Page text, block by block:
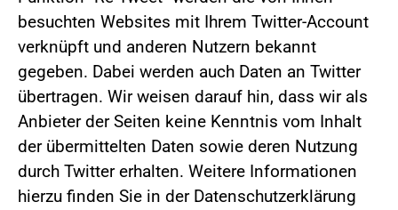
besuchten Websites mit Ihrem Twitter-Account
verknüpft und anderen Nutzern bekannt
gegeben. Dabei werden auch Daten an Twitter
übertragen. Wir weisen darauf hin, dass wir als
Anbieter der Seiten keine Kenntnis vom Inhalt
der übermittelten Daten sowie deren Nutzung
durch Twitter erhalten. Weitere Informationen
hierzu finden Sie in der Datenschutzerklärung